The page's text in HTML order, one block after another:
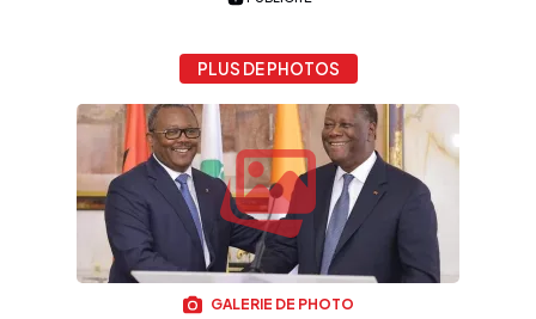
PLUS DE PHOTOS
GALERIE DE PHOTO